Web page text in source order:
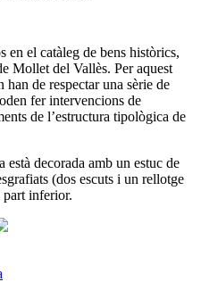
en el catàleg de bens històrics,
Mollet del Vallès. Per aquest
de respectar una sèrie de
fer intervencions de
de l’estructura tipològica de
decorada amb un estuc de
(dos escuts i un rellotge
inferior.